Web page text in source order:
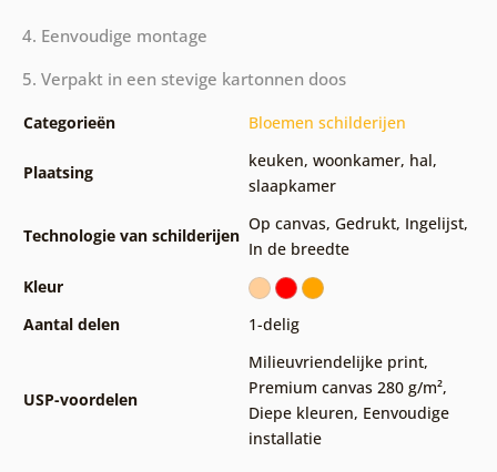
4. Eenvoudige montage
5. Verpakt in een stevige kartonnen doos
Categorieën Bloemen schilderijen
Plaatsing
keuken, woonkamer, hal,
slaapkamer
Technologie van schilderijen
Op canvas, Gedrukt, Ingelijst,
In de breedte
Kleur
Aantal delen
1-delig
USP-voordelen
Milieuvriendelijke print,
Premium canvas 280 g/m²,
Diepe kleuren, Eenvoudige
installatie